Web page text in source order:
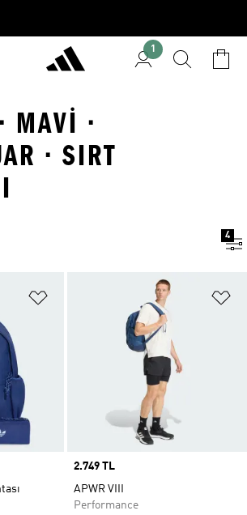
1
MAVI ·
· SIRT
4
Favori Listesine Ekle
Price
2.749 TL
APWR VIII
Performance